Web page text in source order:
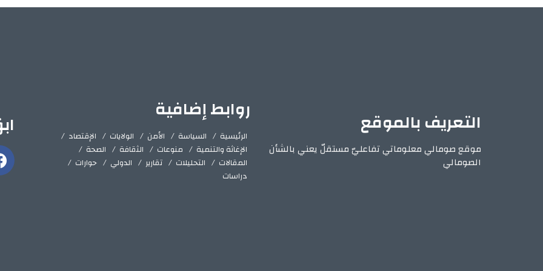
التعريف بالموقع
موقع صومالي معلوماتي تفاعليّ مستقلّ يعني بالشأن
الصومالي
روابط إضافية
الرئيسية السياسة الأمن الولايات
الإقتصاد
الإغاثة والتنمية
منوعات الثقافة
الصحة
المقالات
التحليلات تقارير الدولي
حوارات
دراسات